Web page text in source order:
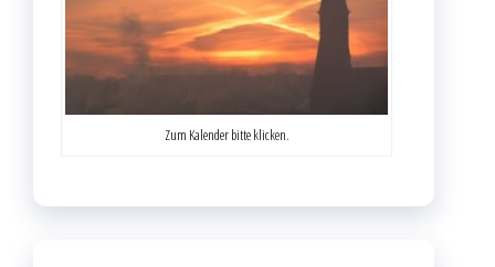
Zum Kalender bitte klicken.